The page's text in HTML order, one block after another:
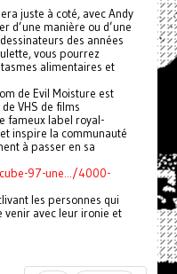
juste à coté, avec Andy
d’une manière ou d’une
des années
vous pourrez
alimentaires et
de Evil Moisture est
VHS de films
fameux label royal-
inspire la communauté
à passer en sa
97-une.../4000-
les personnes qui
avec leur ironie et